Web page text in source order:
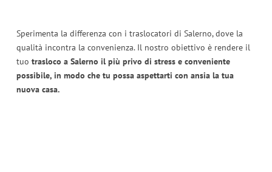
Sperimenta la differenza con i traslocatori di Salerno, dove la
qualità incontra la convenienza. Il nostro obiettivo è rendere il
tuo trasloco a Salerno il più privo di stress e conveniente
possibile, in modo che tu possa aspettarti con ansia la tua
nuova casa.